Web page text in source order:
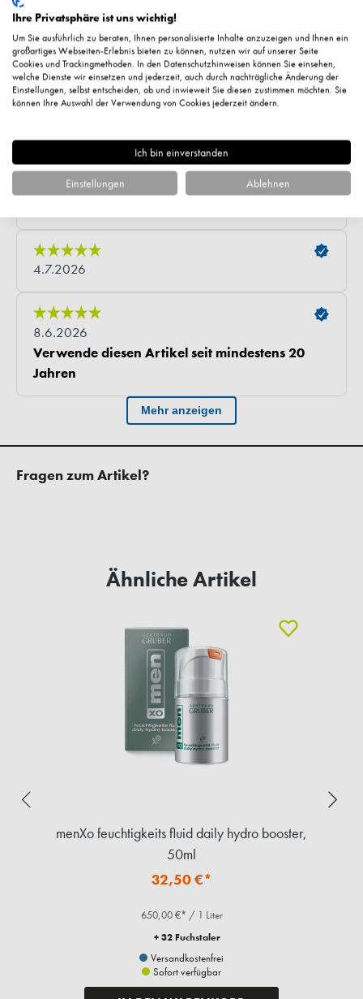
Fragen zum Artikel?
Ähnliche Artikel
menXo feuchtigkeits fluid daily hydro booster,
50ml
32,50 €*
650,00 €* / 1 Liter
+ 32 Fuchstaler
Versandkostenfrei
Sofort verfügbar
Ihre Privatsphäre ist uns wichtig!
Um Sie ausführlich zu beraten, Ihnen personalisierte Inhalte anzuzeigen und Ihnen ein
großartiges Webseiten-Erlebnis bieten zu können, nutzen wir auf unserer Seite
Cookies und Trackingmethoden. In den Datenschutzhinweisen können Sie einsehen,
welche Dienste wir einsetzen und jederzeit, auch durch nachträgliche Änderung der
Einstellungen, selbst entscheiden, ob und inwieweit Sie diesen zustimmen möchten. Sie
können Ihre Auswahl der Verwendung von Cookies jederzeit ändern.
Ich bin einverstanden
Einstellungen Ablehnen